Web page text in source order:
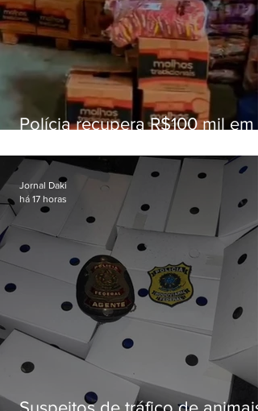
Polícia recupera R$100 mil em
Fluminense
Jornal Daki
há 17 horas